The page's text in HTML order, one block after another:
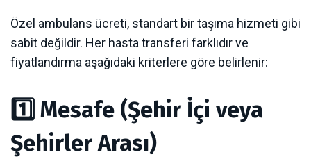
Özel ambulans ücreti, standart bir taşıma hizmeti gibi
sabit değildir. Her hasta transferi farklıdır ve
fiyatlandırma aşağıdaki kriterlere göre belirlenir:
1️⃣ Mesafe (Şehir İçi veya
Şehirler Arası)